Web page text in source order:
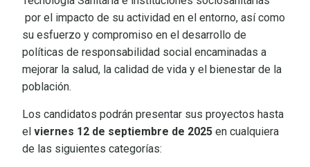
por el impacto de su actividad en el entorno, así como
su esfuerzo y compromiso en el desarrollo de
políticas de responsabilidad social encaminadas a
mejorar la salud, la calidad de vida y el bienestar de la
población.
Los candidatos podrán presentar sus proyectos hasta
el viernes 12 de septiembre de 2025 en cualquiera
de las siguientes categorías: